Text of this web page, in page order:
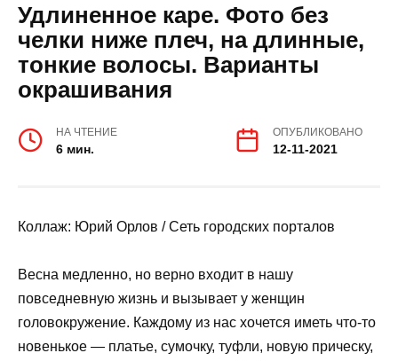
Удлиненное каре. Фото без
челки ниже плеч, на длинные,
тонкие волосы. Варианты
окрашивания
НА ЧТЕНИЕ
6 мин.
ОПУБЛИКОВАНО
12-11-2021
Коллаж: Юрий Орлов / Сеть городских порталов
Весна медленно, но верно входит в нашу
повседневную жизнь и вызывает у женщин
головокружение. Каждому из нас хочется иметь что-то
новенькое — платье, сумочку, туфли, новую прическу,